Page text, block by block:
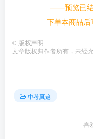
——预览已
下单本商品
© 版权声明
文章版权归作者所有，未经
中考真题
喜